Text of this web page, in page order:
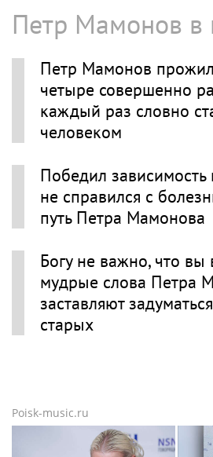
Петр Мамонов в
Петр Мамонов
четыре совершенно
каждый раз словно
человеком
Победил зависимость
не справился с
путь Петра Мамонова
Богу не важно, что вы
мудрые слова Петра
заставляют
старых
Poisk-music.ru